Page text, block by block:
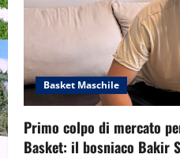
Basket Maschile
Primo colpo di mercato
Basket: il bosniaco Bakir